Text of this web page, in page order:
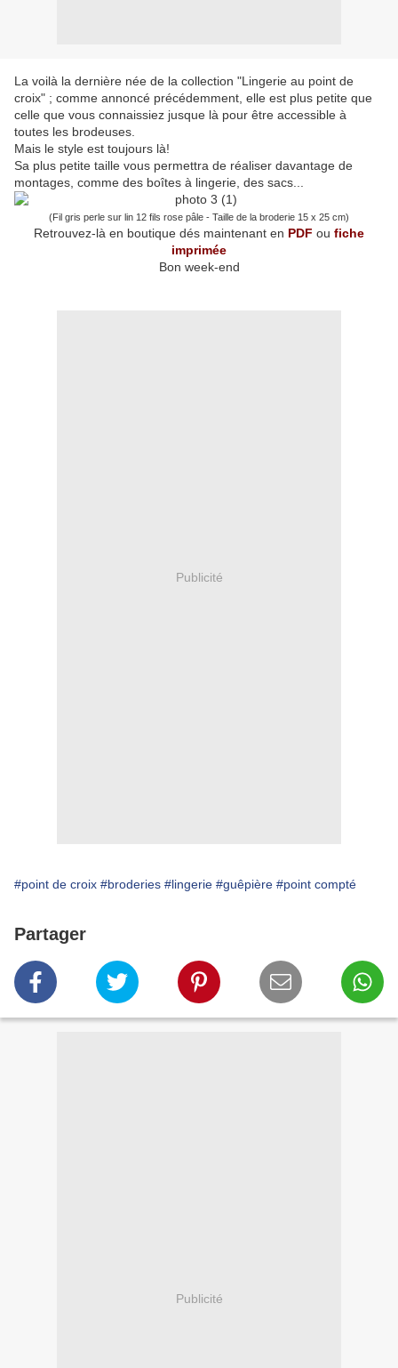
La voilà la dernière née de la collection "Lingerie au point de
croix" ; comme annoncé précédemment, elle est plus petite que
celle que vous connaissiez jusque là pour être accessible à
toutes les brodeuses.
Mais le style est toujours là!
Sa plus petite taille vous permettra de réaliser davantage de
montages, comme des boîtes à lingerie, des sacs...
(Fil gris perle sur lin 12 fils rose pâle - Taille de la broderie 15 x 25 cm)
Retrouvez-là en boutique dés maintenant en PDF ou fiche
imprimée
Bon week-end
Publicité
#point de croix #broderies #lingerie #guêpière #point compté
Partager
Publicité